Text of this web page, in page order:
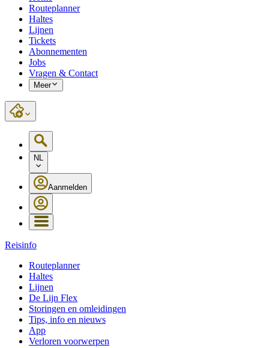
Routeplanner
Haltes
Lijnen
Tickets
Abonnementen
Jobs
Vragen & Contact
Meer
NL
Aanmelden
Reisinfo
Routeplanner
Haltes
Lijnen
De Lijn Flex
Storingen en omleidingen
Tips, info en nieuws
App
Verloren voorwerpen